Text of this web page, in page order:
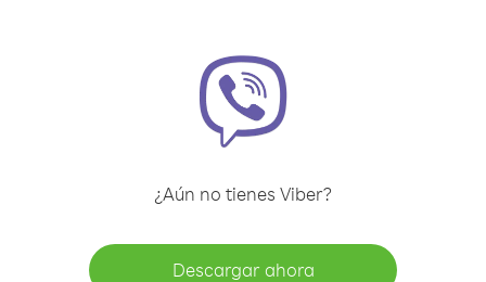
¿Aún no tienes Viber?
Descargar ahora